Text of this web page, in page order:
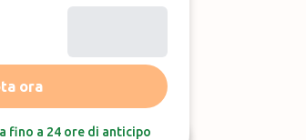
ora
fino a 24 ore di anticipo
Ultime recensioni